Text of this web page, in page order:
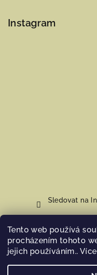
Tento web používá
procházením tohoto
jejich používáním..
Instagram
Sledovat na
Nákupní košík
0ks /0 Kč